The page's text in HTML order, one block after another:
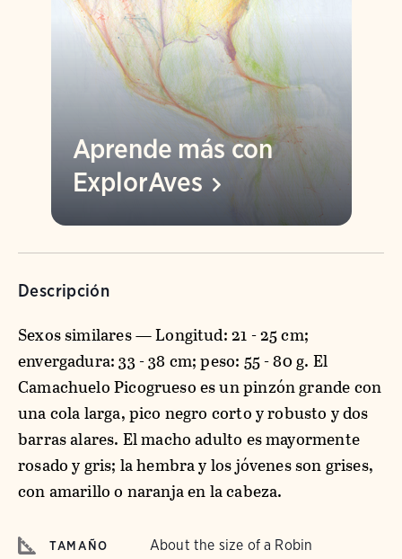
Aprende más con
ExplorAves
Descripción
Sexos similares — Longitud: 21 - 25 cm;
envergadura: 33 - 38 cm; peso: 55 - 80 g. El
Camachuelo Picogrueso es un pinzón grande con
una cola larga, pico negro corto y robusto y dos
barras alares. El macho adulto es mayormente
rosado y gris; la hembra y los jóvenes son grises,
con amarillo o naranja en la cabeza.
TAMAÑO About the size of a Robin